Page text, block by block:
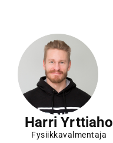
Harri Yrttiaho
Fysiikkavalmentaja